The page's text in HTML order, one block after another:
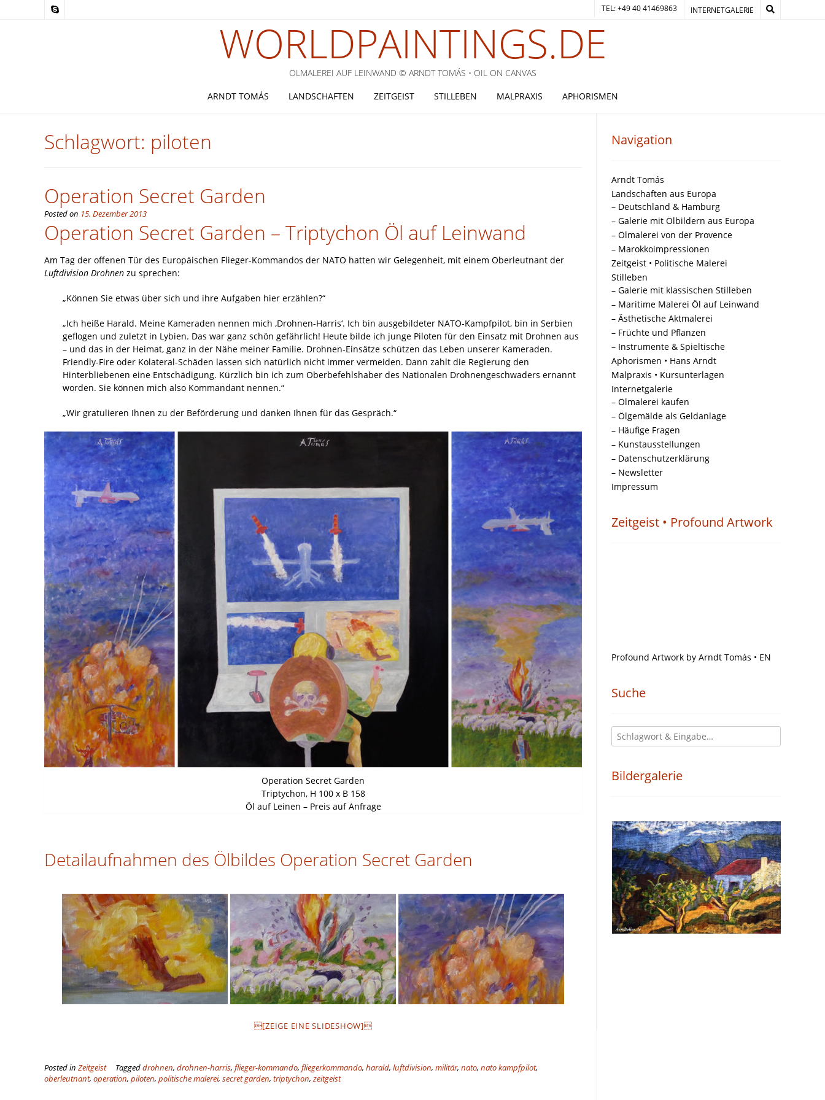
INTERNETGALERIE
TEL: +49 40 41469863
WORLDPAINTINGS.DE
ÖLMALEREI AUF LEINWAND © ARNDT TOMÁS • OIL ON CANVAS
ARNDT TOMÁS
LANDSCHAFTEN ZEITGEIST STILLEBEN MALPRAXIS APHORISMEN
Schlagwort: piloten
Operation Secret Garden
Posted on 15. Dezember 2013
Operation Secret Garden – Triptychon Öl auf Leinwand
Am Tag der offenen Tür des Europäischen Flieger-Kommandos der NATO hatten wir Gelegenheit, mit einem Oberleutnant der
Luftdivision Drohnen zu sprechen:
„Können Sie etwas über sich und ihre Aufgaben hier erzählen?“
„Ich heiße Harald. Meine Kameraden nennen mich ‚Drohnen-Harris‘. Ich bin ausgebildeter NATO-Kampfpilot, bin in Serbien
geflogen und zuletzt in Lybien. Das war ganz schön gefährlich! Heute bilde ich junge Piloten für den Einsatz mit Drohnen aus
– und das in der Heimat, ganz in der Nähe meiner Familie. Drohnen-Einsätze schützen das Leben unserer Kameraden.
Friendly-Fire oder Kolateral-Schäden lassen sich natürlich nicht immer vermeiden. Dann zahlt die Regierung den
Hinterbliebenen eine Entschädigung. Kürzlich bin ich zum Oberbefehlshaber des Nationalen Drohnengeschwaders ernannt
worden. Sie können mich also Kommandant nennen.“
„Wir gratulieren Ihnen zu der Beförderung und danken Ihnen für das Gespräch.“
Operation Secret Garden
Triptychon, H 100 x B 158
Öl auf Leinen – Preis auf Anfrage
Detailaufnahmen des Ölbildes Operation Secret Garden
[ZEIGE EINE SLIDESHOW]
Posted in Zeitgeist Taggeddrohnen, drohnen-harris, flieger-kommando, fliegerkommando, harald, luftdivision, militär, nato, nato kampfpilot,
oberleutnant, operation, piloten, politische malerei, secret garden, triptychon, zeitgeist
Navigation
Arndt Tomás
Landschaften aus Europa
– Deutschland & Hamburg
– Galerie mit Ölbildern aus Europa
– Ölmalerei von der Provence
– Marokkoimpressionen
Zeitgeist • Politische Malerei
Stilleben
– Galerie mit klassischen Stilleben
– Maritime Malerei Öl auf Leinwand
– Ästhetische Aktmalerei
– Früchte und Pflanzen
– Instrumente & Spieltische
Aphorismen • Hans Arndt
Malpraxis • Kursunterlagen
Internetgalerie
– Ölmalerei kaufen
– Ölgemälde als Geldanlage
– Häufige Fragen
– Kunstausstellungen
– Datenschutzerklärung
– Newsletter
Impressum
Zeitgeist • Profound Artwork
Profound Artwork by Arndt Tomás • EN
Suche
Bildergalerie